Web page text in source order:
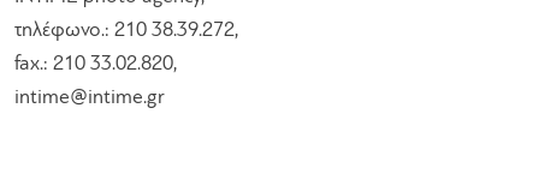
τηλέφωνο.: 210 38.39.272,
fax.: 210 33.02.820,
intime@intime.gr